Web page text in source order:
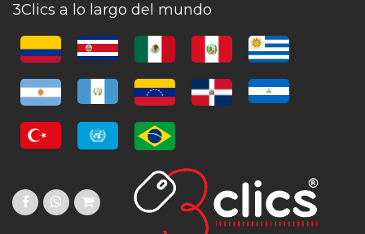
3Clics a lo largo del mundo